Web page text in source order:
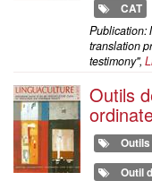
CAT
Publication:
translation
testimony",
Outils
Outils
Outil